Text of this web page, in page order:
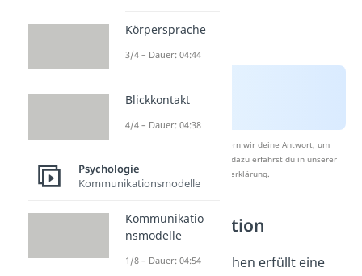
Nach Beantwortung speichern wir deine Antwort, um
Studyflix zu verbessern. Mehr dazu erfährst du in unserer
Datenschutzerklärung.
Ausdrucksfunktion
Ein sprachliches Zeichen erfüllt eine
Körpersprache
3/4 – Dauer: 04:44
Blickkontakt
4/4 – Dauer: 04:38
Psychologie
Kommunikationsmodelle
Kommunikatio
nsmodelle
1/8 – Dauer: 04:54